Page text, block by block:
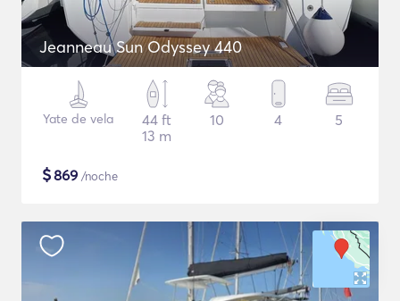
Jeanneau Sun Odyssey 440
Yate de vela
44 ft
13 m
10 4 5
$869 /noche